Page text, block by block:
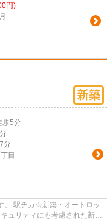
円)
歩5分
分
目
。 駅チカ☆新築・オートロッ
ュリティにも考慮された新生